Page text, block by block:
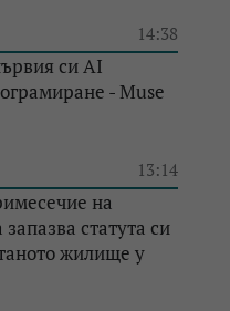
14:38
си AI
- Muse
13:14
на
статута си
жилище у